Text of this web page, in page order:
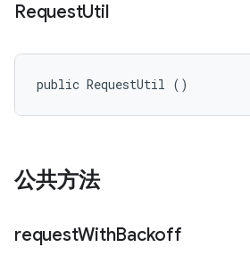
RequestUtil
public RequestUtil ()
公共方法
requestWithBackoff